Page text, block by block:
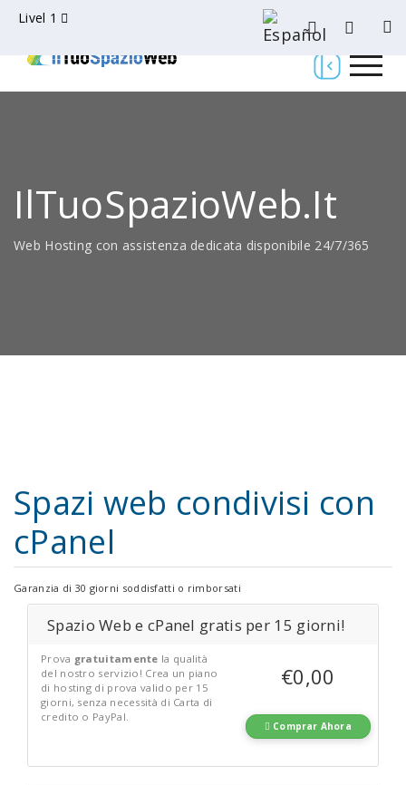
Livel 1
IlTuoSpazioWeb.it
Web Hosting con assistenza dedicata disponibile 24/7/365
Spazi web condivisi con
cPanel
Garanzia di 30 giorni soddisfatti o rimborsati
Spazio Web e cPanel gratis per 15 giorni!
Prova gratuitamente la qualità
del nostro servizio! Crea un piano
di hosting di prova valido per 15
giorni, senza necessità di Carta di
credito o PayPal.
€0,00
Comprar Ahora